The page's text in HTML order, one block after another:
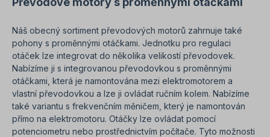
Náš obecný sortiment převodových motorů zahrnuje také
pohony s proměnnými otáčkami. Jednotku pro regulaci
otáček lze integrovat do několika velikostí převodovek.
Nabízíme ji s integrovanou převodovkou s proměnnými
otáčkami, která je namontována mezi elektromotorem a
vlastní převodovkou a lze ji ovládat ručním kolem. Nabízíme
také variantu s frekvenčním měničem, který je namontován
přímo na elektromotoru. Otáčky lze ovládat pomocí
potenciometru nebo prostřednictvím počítače. Tyto možnosti